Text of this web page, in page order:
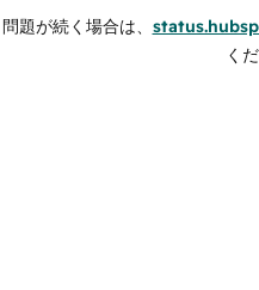
問題が続く場合は、
く